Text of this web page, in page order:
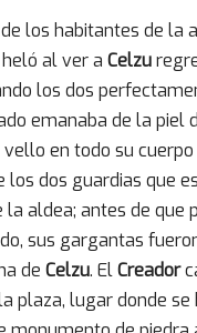
los habitantes de la
al ver a Celzu
los dos
emanaba de la piel
en todo su
los dos guardias que
la aldea; antes de que
sus gargantas
de Celzu. ElCreador
plaza, lugar donde se